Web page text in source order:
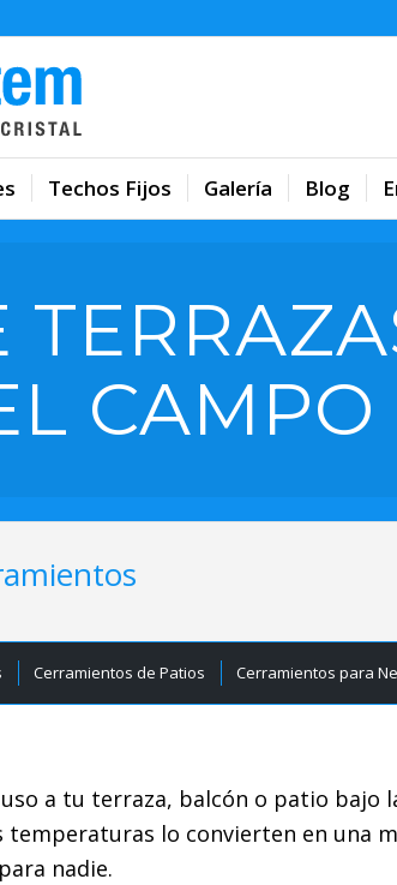
Techos Fijos Galería Blog
CAMPO
Cerramientos de Patios Cerramientos para
a tu terraza, balcón o patio bajo
lo convierten en una
nadie.